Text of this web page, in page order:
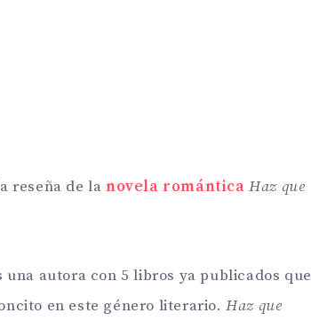
reseña de la novela romántica Haz que
una autora con 5 libros ya publicados que
en este género literario.Haz que